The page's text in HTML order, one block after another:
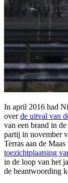
In april 2016 had
overde uitval van
van een brand in
partij in november
Terras aan de
toezichtplaatsing
in de loop van het
de beantwoording